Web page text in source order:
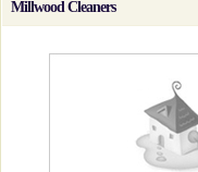
Millwood Cleaners